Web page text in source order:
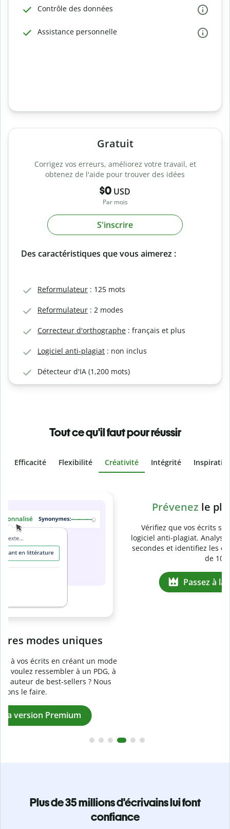
Contrôle des données
Assistance personnelle
Gratuit
Corrigez vos erreurs, améliorez votre travail, et
obtenez de l'aide pour trouver des idées
$0 USD
Par mois
S'inscrire
Des caractéristiques que vous aimerez :
Reformulateur : 125 mots
Reformulateur : 2 modes
Correcteur d'orthographe : français et plus
Logiciel anti-plagiat : non inclus
Détecteur d'IA (1,200 mots)
Tout ce qu'il faut pour réussir
Efficacité Flexibilité Créativité Intégrité
Prévenezle plagiat involontaire
Vérifiez que vos écrits sont 100 % les vôtres grâce au
logiciel anti-plagiat. Analysez votre document en quelques
secondes et identifiez les citations manquantes dans plus
Passez à la version Premium
Plus de 35 millions d'écrivains lui font
confiance